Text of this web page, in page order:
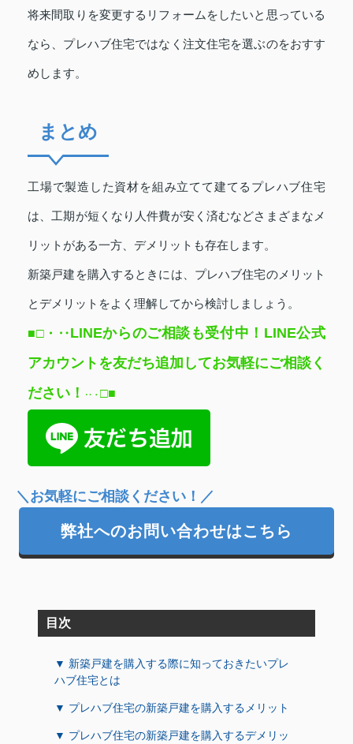
将来間取りを変更するリフォームをしたいと思っている
なら、プレハブ住宅ではなく注文住宅を選ぶのをおすす
めします。
まとめ
工場で製造した資材を組み立てて建てるプレハブ住宅
は、工期が短くなり人件費が安く済むなどさまざまなメ
リットがある一方、デメリットも存在します。
新築戸建を購入するときには、プレハブ住宅のメリット
とデメリットをよく理解してから検討しましょう。
■□ ・‥LINEからのご相談も受付中！LINE公式
アカウントを友だち追加してお気軽にご相談く
ださい ！ ‥ ・ □■
＼お気軽にご相談ください！／
弊社へのお問い合わせはこちら
目次
▼ 新築戸建を購入する際に知っておきたいプレ
ハブ住宅とは
▼ プレハブ住宅の新築戸建を購入するメリット
▼ プレハブ住宅の新築戸建を購入するデメリッ